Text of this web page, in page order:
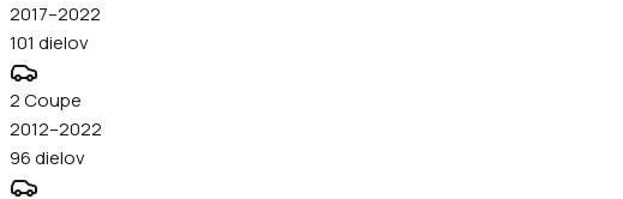
2017–2022
101 dielov
2 Coupe
2012–2022
96dielov